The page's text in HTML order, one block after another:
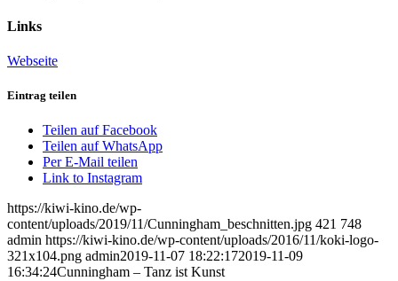
Links
Webseite
Eintrag teilen
Teilen auf Facebook
Teilen auf WhatsApp
Per E-Mail teilen
Link to Instagram
https://kiwi-kino.de/wp-
content/uploads/2019/11/Cunningham_beschnitten.jpg 421 748
admin https://kiwi-kino.de/wp-content/uploads/2016/11/koki-logo-
321x104.png admin2019-11-07 18:22:172019-11-09
16:34:24Cunningham – Tanz ist Kunst